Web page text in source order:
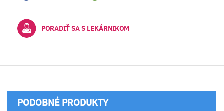
PORADIŤ SA S LEKÁRNIKOM
PODOBNÉ PRODUKTY